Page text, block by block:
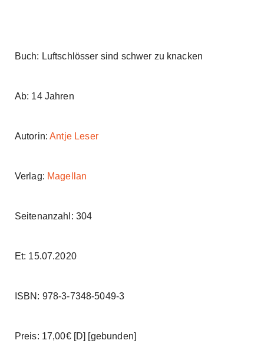
Buch: Luftschlösser sind schwer zu knacken
Ab: 14 Jahren
Autorin:Antje Leser
Verlag: Magellan
Seitenanzahl: 304
Et: 15.07.2020
ISBN: 978-3-7348-5049-3
Preis: 17,00€ [D] [gebunden]